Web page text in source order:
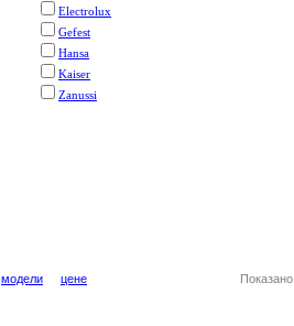
Electrolux
Gefest
Hansa
Kaiser
Zanussi
модели цене Показано